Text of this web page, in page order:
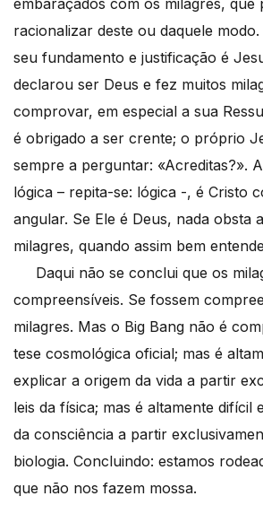
embaraçados com os milagres, que
racionalizar deste ou daquele
seu fundamento e justificação é
declarou ser Deus e fez muitos
comprovar, em especial a sua
é obrigado a ser crente; o próprio
sempre a perguntar: «Acreditas?».
lógica – repita-se: lógica -, é Cristo
angular. Se Ele é Deus, nada obsta
milagres, quando assim bem
Daqui não se conclui que os
compreensíveis. Se fossem
milagres. Mas o Big Bang não é
tese cosmológica oficial; mas é
explicar a origem da vida a partir
leis da física; mas é altamente difícil
da consciência a partir
biologia. Concluindo: estamos
que não nos fazem mossa.